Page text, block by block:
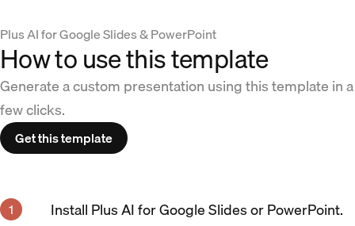
Plus AI for Google Slides & PowerPoint
How to use this template
Generate a custom presentation using this template in a
few clicks.
Get this template
Install Plus AI for Google Slides or PowerPoint.